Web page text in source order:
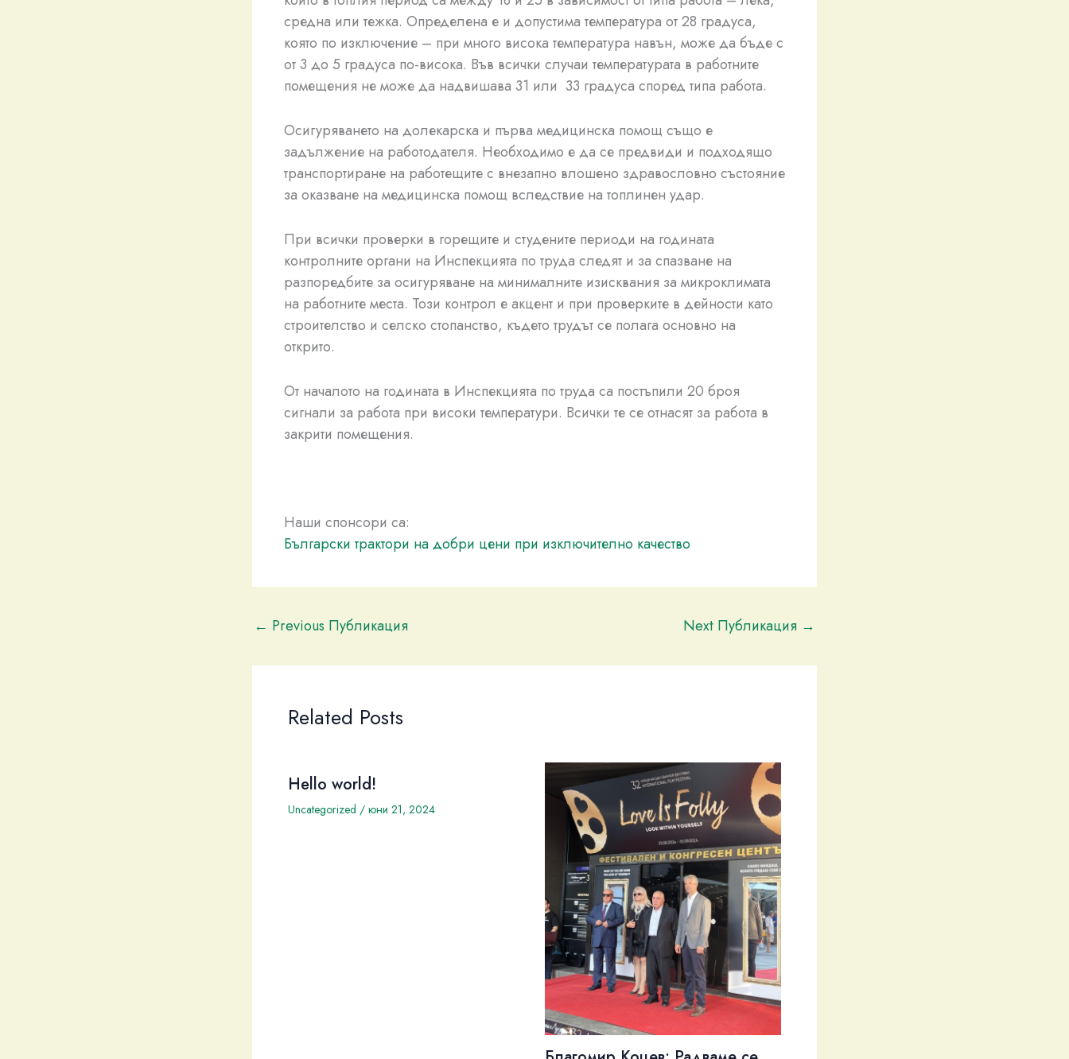
средна или тежка. Определена е и допустима температура от 28 градуса,
която по изключение – при много висока температура навън, може да бъде с
от 3 до 5 градуса по-висока. Във всички случаи температурата в работните
помещения не може да надвишава 31 или 33 градуса според типа работа.
Осигуряването на долекарска и първа медицинска помощ също е
задължение на работодателя. Необходимо е да се предвиди и подходящо
транспортиране на работещите с внезапно влошено здравословно състояние
за оказване на медицинска помощ вследствие на топлинен удар.
При всички проверки в горещите и студените периоди на годината
контролните органи на Инспекцията по труда следят и за спазване на
разпоредбите за осигуряване на минималните изисквания за микроклимата
на работните места. Този контрол е акцент и при проверките в дейности като
строителство и селско стопанство, където трудът се полага основно на
открито.
От началото на годината в Инспекцията по труда са постъпили 20 броя
сигнали за работа при високи температури. Всички те се отнасят за работа в
закрити помещения.
Наши спонсори са:
Български трактори на добри цени при изключително качество
← Previous Публикация Next Публикация →
Related Posts
Hello world!
Uncategorized / юни 21, 2024